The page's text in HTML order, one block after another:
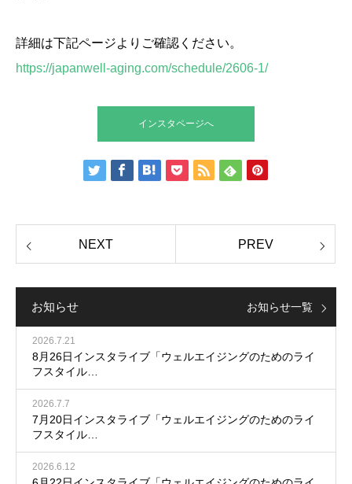
詳細は下記ページよりご確認ください。
https://japanwell-aging.com/schedule/2606-1/
インスタページへ
お知らせ
2026.7.21
8月26日インスタライブ「ウェルエイジングのためのライ
フスタイル…
2026.7.7
7月20日インスタライブ「ウェルエイジングのためのライ
フスタイル…
2026.6.12
お知らせ一覧